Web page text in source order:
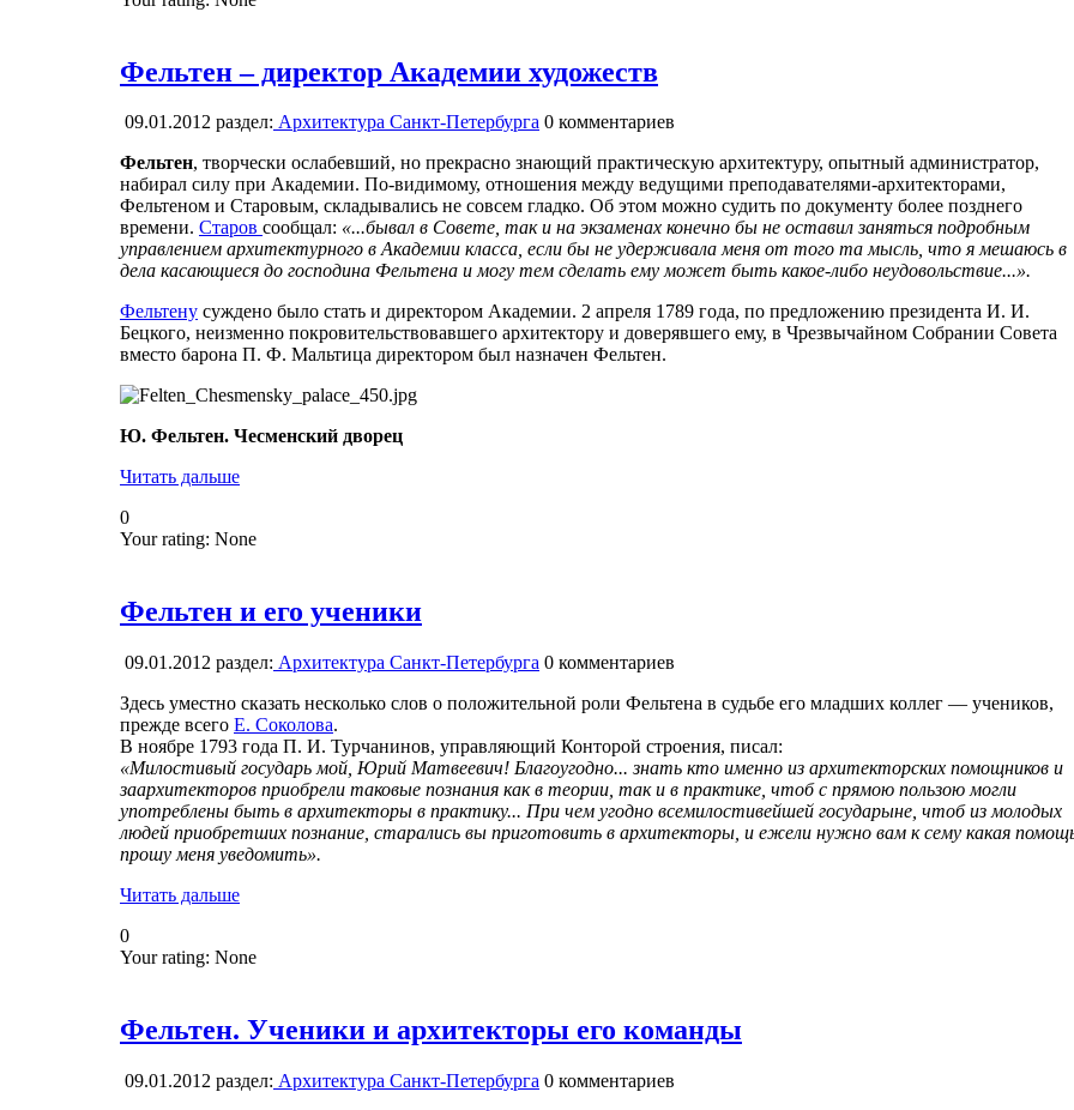
Фельтен – директор Академии художеств
09.01.2012 раздел: Архитектура Санкт-Петербурга 0 комментариев
Фельтен, творчески ослабевший, но прекрасно знающий практическую архитектуру, опытный администратор,
набирал силу при Академии. По-видимому, отношения между ведущими преподавателями-архитекторами,
Фельтеном и Старовым, складывались не совсем гладко. Об этом можно судить по документу более позднего
времени. Старов сообщал: «...бывал в Совете, так и на экзаменах конечно бы не оставил заняться подробным
управлением архитектурного в Академии класса, если бы не удерживала меня от того та мысль, что я мешаюсь в
дела касающиеся до господина Фельтена и могу тем сделать ему может быть какое-либо неудовольствие...».
Фельтену суждено было стать и директором Академии. 2 апреля 1789 года, по предложению президента И. И.
Бецкого, неизменно покровительствовавшего архитектору и доверявшего ему, в Чрезвычайном Собрании Совета
вместо барона П. Ф. Мальтица директором был назначен Фельтен.
Ю. Фельтен. Чесменский дворец
Читать дальше
0
Your rating: None
Фельтен и его ученики
09.01.2012 раздел: Архитектура Санкт-Петербурга 0 комментариев
Здесь уместно сказать несколько слов о положительной роли Фельтена в судьбе его младших коллег — учеников,
прежде всего Е. Соколова.
В ноябре 1793 года П. И. Турчанинов, управляющий Конторой строения, писал:
«Милостивый государь мой, Юрий Матвеевич! Благоугодно... знать кто именно из архитекторских помощников и
заархитекторов приобрели таковые познания как в теории, так и в практике, чтоб с прямою пользою могли
употреблены быть в архитекторы в практику... При чем угодно всемилостивейшей государыне, чтоб из молодых
людей приобретших познание, старались вы приготовить в архитекторы, и ежели нужно вам к сему какая
прошу меня уведомить».
Читать дальше
0
Your rating: None
Фельтен. Ученики и архитекторы его команды
09.01.2012 раздел: Архитектура Санкт-Петербурга 0 комментариев